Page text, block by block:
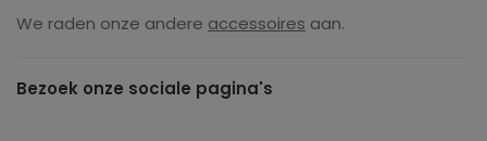
We raden onze andere accessoires aan.
Bezoek onze sociale pagina's